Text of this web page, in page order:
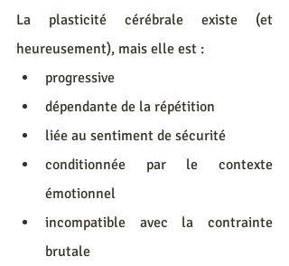
La plasticité cérébrale existe (et
heureusement), mais elle est :
progressive
dépendante de la répétition
liée au sentiment de sécurité
conditionnée par le contexte
émotionnel
incompatible avec la contrainte
brutale